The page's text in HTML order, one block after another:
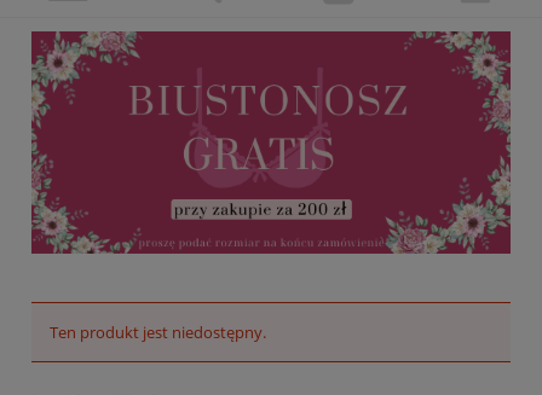
Ten produkt jest niedostępny.